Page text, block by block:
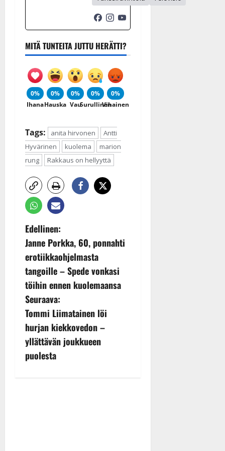
MITÄ TUNTEITA JUTTU HERÄTTI?
0%
Ihana
0%
Hauska
0%
Vau
0%
Surullinen
0%
Vihainen
Tags: anita hirvonen
Antti
Hyvärinen
kuolema
marion
rung
Rakkaus on hellyyttä
P
o
s
t
n
a
v
Edellinen:
Janne Porkka, 60, ponnahti
erotiikkaohjelmasta
tangoille – Spede vonkasi
töihin ennen kuolemaansa
Seuraava:
Tommi Liimatainen löi
hurjan kiekkovedon –
yllättävän joukkueen
puolesta